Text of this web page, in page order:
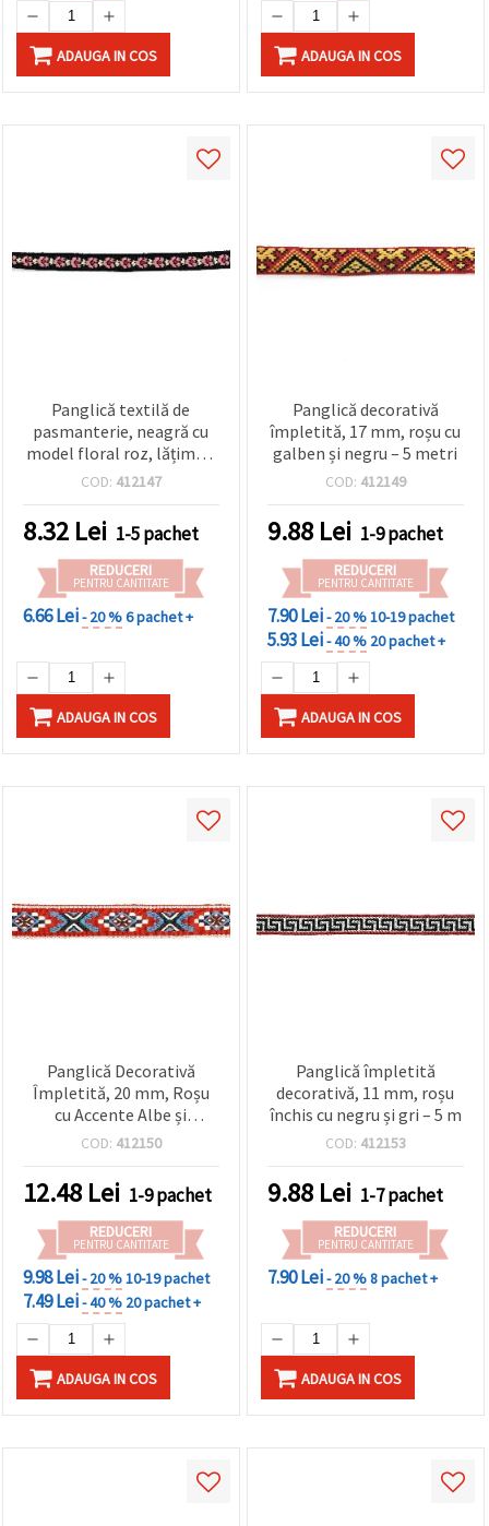
ADAUGA IN COS ADAUGA IN COS
Panglică textilă de
pasmanterie, neagră cu
model floral roz, lățime 9
mm, 5 m – ideală pentru
decorațiuni
COD: 412147
8.32 Lei 1-5 pachet
REDUCERI
PENTRU CANTITATE
6.66 Lei- 20 %6 pachet +
ADAUGA IN COS
Panglică decorativă
împletită, 17 mm, roșu cu
galben și negru – 5 metri
COD: 412149
9.88 Lei 1-9 pachet
REDUCERI
PENTRU CANTITATE
7.90 Lei- 20 %10-19 pachet
5.93 Lei- 40 % 20 pachet +
ADAUGA IN COS
Panglică Decorativă
Împletită, 20 mm, Roșu
cu Accente Albe și
Albastre – 5 m
COD: 412150
12.48 Lei 1-9 pachet
REDUCERI
PENTRU CANTITATE
9.98 Lei- 20 %10-19 pachet
7.49 Lei- 40 % 20 pachet +
ADAUGA IN COS
Panglică împletită
decorativă, 11 mm, roșu
închis cu negru și gri – 5 m
COD: 412153
9.88 Lei 1-7 pachet
REDUCERI
PENTRU CANTITATE
7.90 Lei- 20 %8 pachet +
ADAUGA IN COS